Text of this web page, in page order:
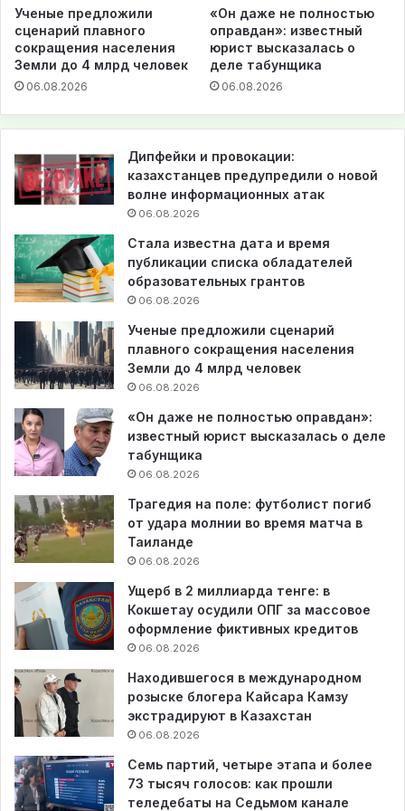
Ученые предложили
сценарий плавного
сокращения населения
Земли до 4 млрд человек
06.08.2026
«Он даже не полностью
оправдан»: известный
юрист высказалась о
деле табунщика
06.08.2026
Дипфейки и провокации:
казахстанцев предупредили о новой
волне информационных атак
06.08.2026
Стала известна дата и время
публикации списка обладателей
образовательных грантов
06.08.2026
Ученые предложили сценарий
плавного сокращения населения
Земли до 4 млрд человек
06.08.2026
«Он даже не полностью оправдан»:
известный юрист высказалась о деле
табунщика
06.08.2026
Трагедия на поле: футболист погиб
от удара молнии во время матча в
Таиланде
06.08.2026
Ущерб в 2 миллиарда тенге: в
Кокшетау осудили ОПГ за массовое
оформление фиктивных кредитов
06.08.2026
Находившегося в международном
розыске блогера Кайсара Камзу
экстрадируют в Казахстан
06.08.2026
Семь партий, четыре этапа и более
73 тысяч голосов: как прошли
теледебаты на Седьмом канале